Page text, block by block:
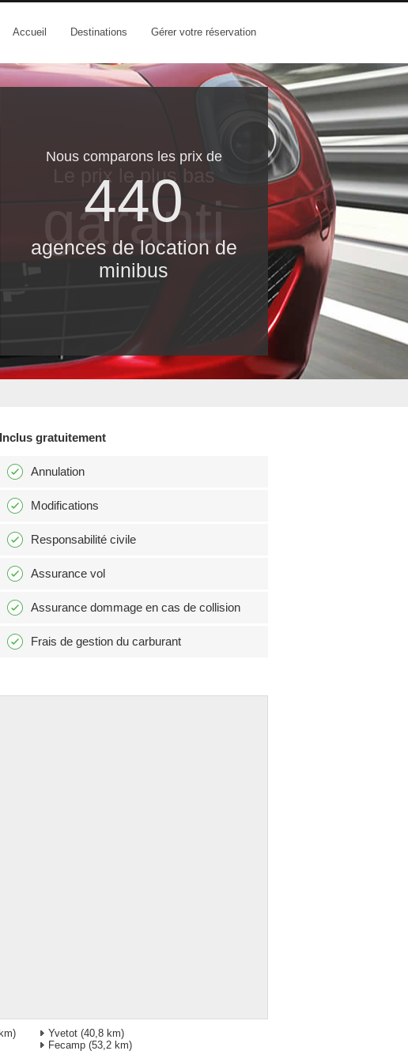
Accueil Destinations Gérer votre réservation
Nous comparons les prix de
440
agences de location de
minibus
Le prix le​ plus bas
garanti
Inclus gratuitement
Annulation
Modifications
Responsabilité civile
Assurance vol
Assurance dommage en cas de collision
Frais de gestion du carburant
Yvetot (40,8 km)
Fecamp (53,2 km)